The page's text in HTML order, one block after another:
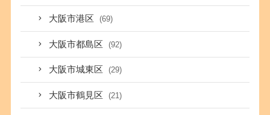
大阪市港区 (69)
大阪市都島区 (92)
大阪市城東区 (29)
大阪市鶴見区 (21)